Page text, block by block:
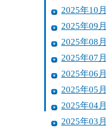
2025年10月
2025年09月
2025年08月
2025年07月
2025年06月
2025年05月
2025年04月
2025年03月